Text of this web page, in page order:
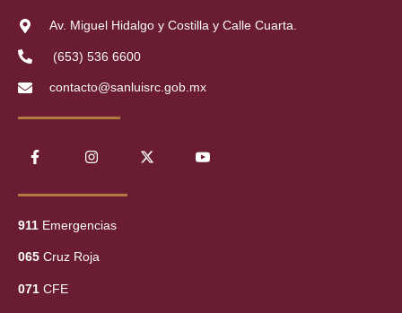
Av. Miguel Hidalgo y Costilla y Calle Cuarta.
(653) 536 6600
contacto@sanluisrc.gob.mx
911 Emergencias
065 Cruz Roja
071 CFE